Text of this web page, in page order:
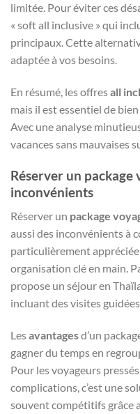
limitée. Pour éviter ces
« soft all inclusive » qui
principaux. Cette
adaptée à vos besoins.
En résumé, les offresall
mais il est essentiel de
Avec une analyse
vacances sans mauvaises
Réserver un package
inconvénients
Réserver un package
aussi des inconvénients à
particulièrement
organisation clé en main.
propose un séjour en
incluant des visites
Lesavantagesd’un
gagner du temps en
Pour les voyageurs
complications, c’est une
souvent compétitifs grâce